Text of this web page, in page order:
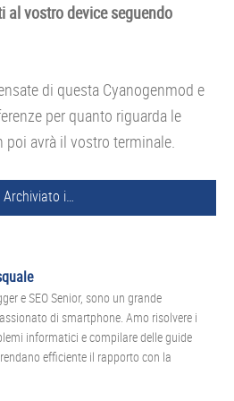
vostro device seguendo
di questa Cyanogenmod e
per quanto riguarda le
avrà il vostro terminale.
Archiviato in:
e SEO Senior, sono un grande
di smartphone. Amo risolvere i
informatici e compilare delle guide
efficiente il rapporto con la